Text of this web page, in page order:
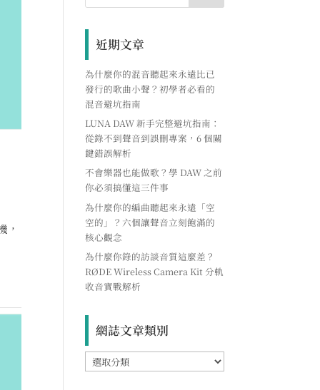
，
近期文章
為什麼你的混音聽起來永遠比已
發行的歌曲小聲？初學者必看的
混音避坑指南
LUNA DAW 新手完整避坑指南：
從錄不到聲音到誤刪專案，6 個關
鍵錯誤解析
不會樂器也能做歌？學 DAW 之前
你必須搞懂這三件事
為什麼你的編曲聽起來永遠「空
空的」？六個讓聲音立刻飽滿的
核心觀念
為什麼你錄的訪談音質這麼差？
RØDE Wireless Camera Kit 分軌
收音實戰解析
網誌文章類別
網
誌